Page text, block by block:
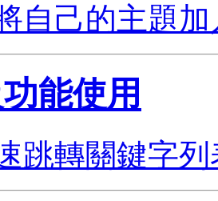
自己的主題
能使用
跳轉關鍵字列